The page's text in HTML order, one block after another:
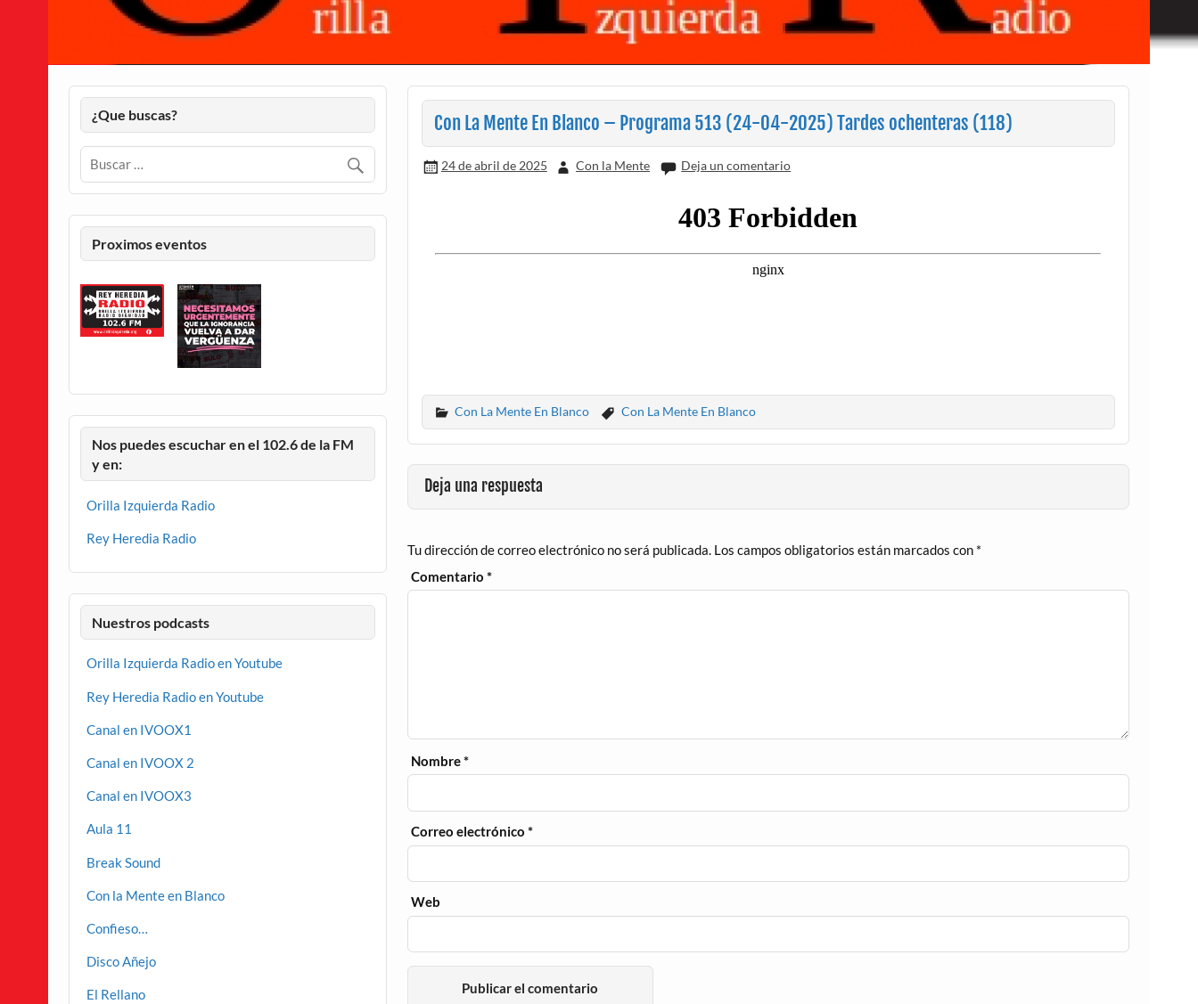
Con La Mente En Blanco – Programa 513 (24-04-2025) Tardes ochenteras (118)
24 de abril de 2025 Con la Mente Deja un comentario
Con La Mente En Blanco Con La Mente En Blanco
Deja una respuesta
Tu dirección de correo electrónico no será publicada. Los campos obligatorios están marcados con *
Comentario*
Nombre*
Correo electrónico*
Web
¿Que buscas?
Proximos eventos
Nos puedes escuchar en el 102.6 de la FM
y en:
Orilla Izquierda Radio
Rey Heredia Radio
Nuestros podcasts
Orilla Izquierda Radio en Youtube
Rey Heredia Radio en Youtube
Canal en IVOOX1
Canal en IVOOX 2
Canal en IVOOX3
Aula 11
Break Sound
Con la Mente en Blanco
Confieso…
Disco Añejo
El Rellano